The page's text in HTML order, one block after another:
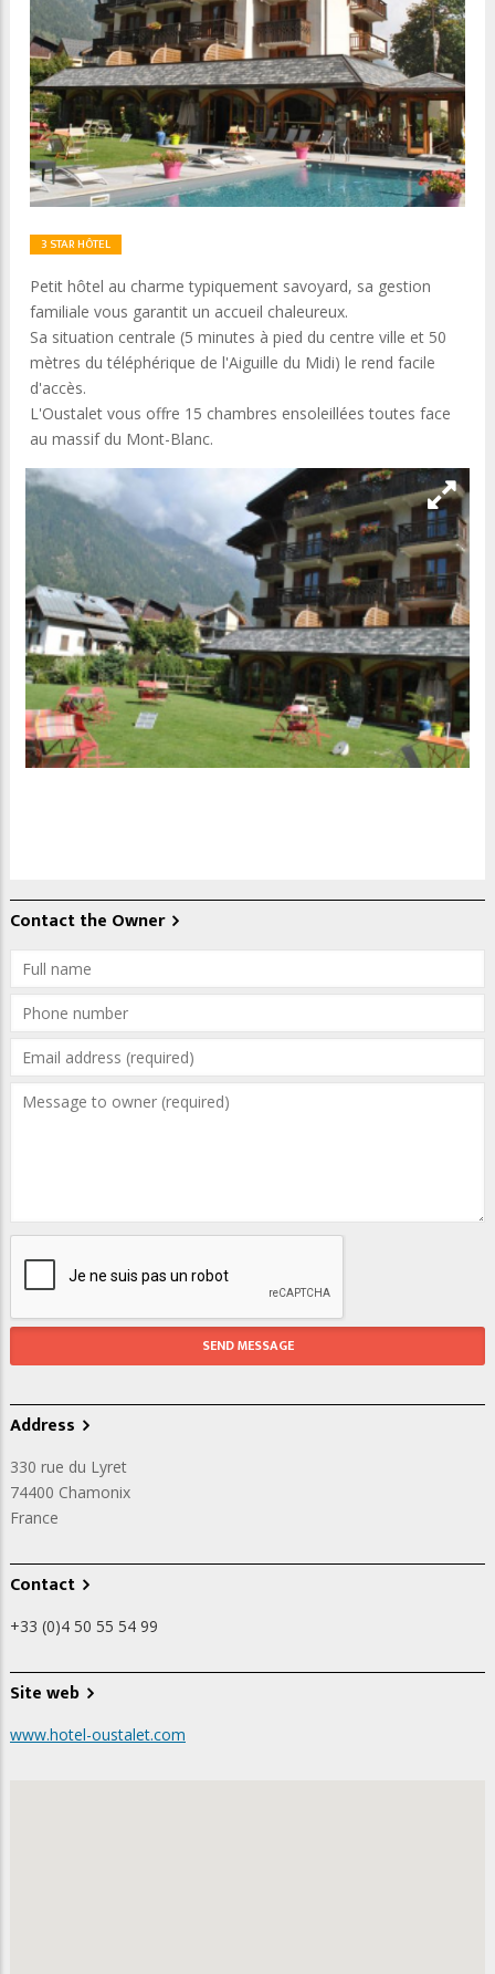
3 STAR HÔTEL
Petit hôtel au charme typiquement savoyard, sa gestion
familiale vous garantit un accueil chaleureux.
Sa situation centrale (5 minutes à pied du centre ville et 50
mètres du téléphérique de l'Aiguille du Midi) le rend facile
d'accès.
L'Oustalet vous offre 15 chambres ensoleillées toutes face
au massif du Mont-Blanc.
Contact the Owner
Address
330 rue du Lyret
74400 Chamonix
France
Contact
+33 (0)4 50 55 54 99
Site web
www.hotel-oustalet.com